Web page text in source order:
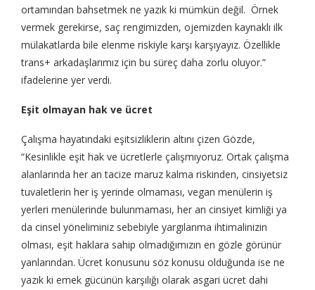
ortamından bahsetmek ne yazık ki mümkün değil. Örnek
vermek gerekirse, saç rengimizden, ojemizden kaynaklı ilk
mülakatlarda bile elenme riskiyle karşı karşıyayız. Özellikle
trans+ arkadaşlarımız için bu süreç daha zorlu oluyor.”
ifadelerine yer verdi.
Eşit olmayan hak ve ücret
Çalışma hayatındaki eşitsizliklerin altını çizen Gözde,
“Kesinlikle eşit hak ve ücretlerle çalışmıyoruz. Ortak çalışma
alanlarında her an tacize maruz kalma riskinden, cinsiyetsiz
tuvaletlerin her iş yerinde olmaması, vegan menülerin iş
yerleri menülerinde bulunmaması, her an cinsiyet kimliği ya
da cinsel yöneliminiz sebebiyle yargılanma ihtimalinizin
olması, eşit haklara sahip olmadığımızın en gözle görünür
yanlarından. Ücret konusunu söz konusu olduğunda ise ne
yazık ki emek gücünün karşılığı olarak asgari ücret dahi